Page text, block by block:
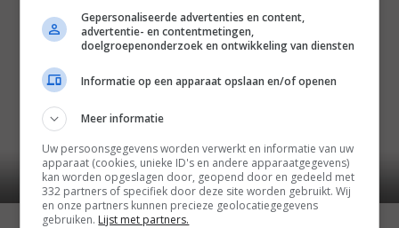
Gepersonaliseerde advertenties en content,
advertentie- en contentmetingen,
doelgroepenonderzoek en ontwikkeling van diensten
Informatie op een apparaat opslaan en/of openen
Meer informatie
Uw persoonsgegevens worden verwerkt en informatie van uw
apparaat (cookies, unieke ID's en andere apparaatgegevens)
kan worden opgeslagen door, geopend door en gedeeld met
332 partners of specifiek door deze site worden gebruikt. Wij
en onze partners kunnen precieze geolocatiegegevens
gebruiken. Lijst met partners.